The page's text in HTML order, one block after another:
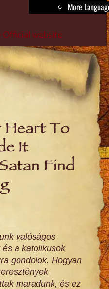
More
Official website
Heart To
It
Find
valóságos
a katolikusok
gondolok. Hogyan
maradunk, és ez